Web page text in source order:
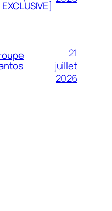
21
juillet
2026